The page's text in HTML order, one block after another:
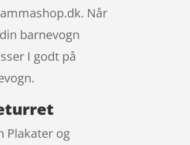
Når
barnevogn
I godt på
Plakater og